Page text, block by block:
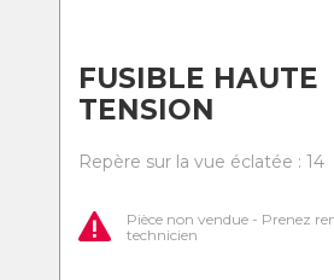
FUSIBLE HAUTE
TENSION
Repère sur la vue éclatée : 14
Pièce non vendue - Prenez
technicien